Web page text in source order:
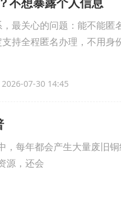
关心的问题：能不能匿
全程匿名办理，不用身
07-30 14:45
每年都会产生大量废旧
源，还会